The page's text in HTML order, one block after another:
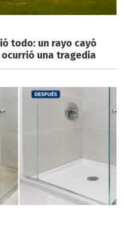
todo: un rayo cayó
una tragedia